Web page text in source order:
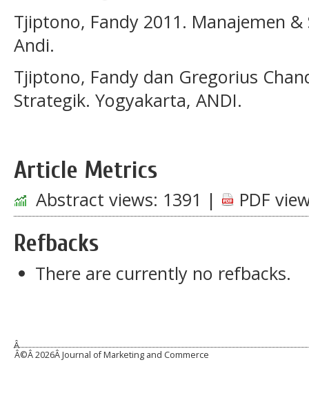
Tjiptono, Fandy 2011. Manajemen
Andi.
Tjiptono, Fandy dan Gregorius
Strategik. Yogyakarta, ANDI.
Article Metrics
Abstract views: 1391 | PDF
Refbacks
There are currently no refbacks.
Â
Â©Â2026Â Journal of Marketing and Commerce